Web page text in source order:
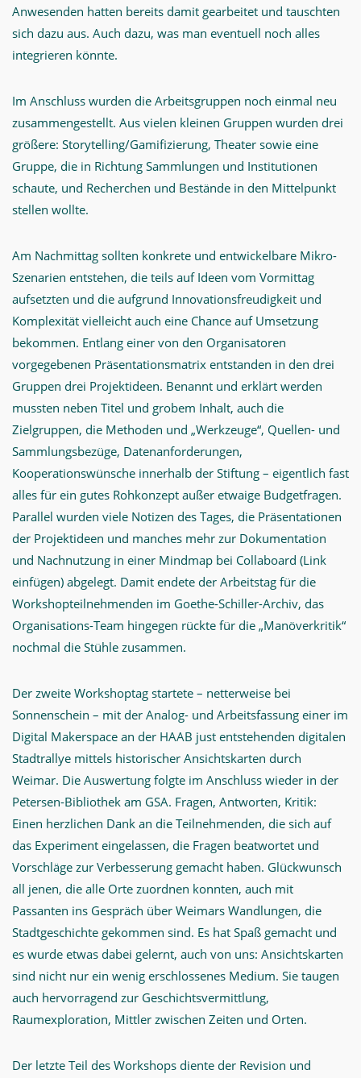
Anwesenden hatten bereits damit gearbeitet und tauschten
sich dazu aus. Auch dazu, was man eventuell noch alles
integrieren könnte.
Im Anschluss wurden die Arbeitsgruppen noch einmal neu
zusammengestellt. Aus vielen kleinen Gruppen wurden drei
größere: Storytelling/Gamifizierung, Theater sowie eine
Gruppe, die in Richtung Sammlungen und Institutionen
schaute, und Recherchen und Bestände in den Mittelpunkt
stellen wollte.
Am Nachmittag sollten konkrete und entwickelbare Mikro-
Szenarien entstehen, die teils auf Ideen vom Vormittag
aufsetzten und die aufgrund Innovationsfreudigkeit und
Komplexität vielleicht auch eine Chance auf Umsetzung
bekommen. Entlang einer von den Organisatoren
vorgegebenen Präsentationsmatrix entstanden in den drei
Gruppen drei Projektideen. Benannt und erklärt werden
mussten neben Titel und grobem Inhalt, auch die
Zielgruppen, die Methoden und „Werkzeuge“, Quellen- und
Sammlungsbezüge, Datenanforderungen,
Kooperationswünsche innerhalb der Stiftung – eigentlich fast
alles für ein gutes Rohkonzept außer etwaige Budgetfragen.
Parallel wurden viele Notizen des Tages, die Präsentationen
der Projektideen und manches mehr zur Dokumentation
und Nachnutzung in einer Mindmap bei Collaboard (Link
einfügen) abgelegt. Damit endete der Arbeitstag für die
Workshopteilnehmenden im Goethe-Schiller-Archiv, das
Organisations-Team hingegen rückte für die „Manöverkritik“
nochmal die Stühle zusammen.
Der zweite Workshoptag startete – netterweise bei
Sonnenschein – mit der Analog- und Arbeitsfassung einer im
Digital Makerspace an der HAAB just entstehenden digitalen
Stadtrallye mittels historischer Ansichtskarten durch
Weimar. Die Auswertung folgte im Anschluss wieder in der
Petersen-Bibliothek am GSA. Fragen, Antworten, Kritik:
Einen herzlichen Dank an die Teilnehmenden, die sich auf
das Experiment eingelassen, die Fragen beatwortet und
Vorschläge zur Verbesserung gemacht haben. Glückwunsch
all jenen, die alle Orte zuordnen konnten, auch mit
Passanten ins Gespräch über Weimars Wandlungen, die
Stadtgeschichte gekommen sind. Es hat Spaß gemacht und
es wurde etwas dabei gelernt, auch von uns: Ansichtskarten
sind nicht nur ein wenig erschlossenes Medium. Sie taugen
auch hervorragend zur Geschichtsvermittlung,
Raumexploration, Mittler zwischen Zeiten und Orten.
Der letzte Teil des Workshops diente der Revision und